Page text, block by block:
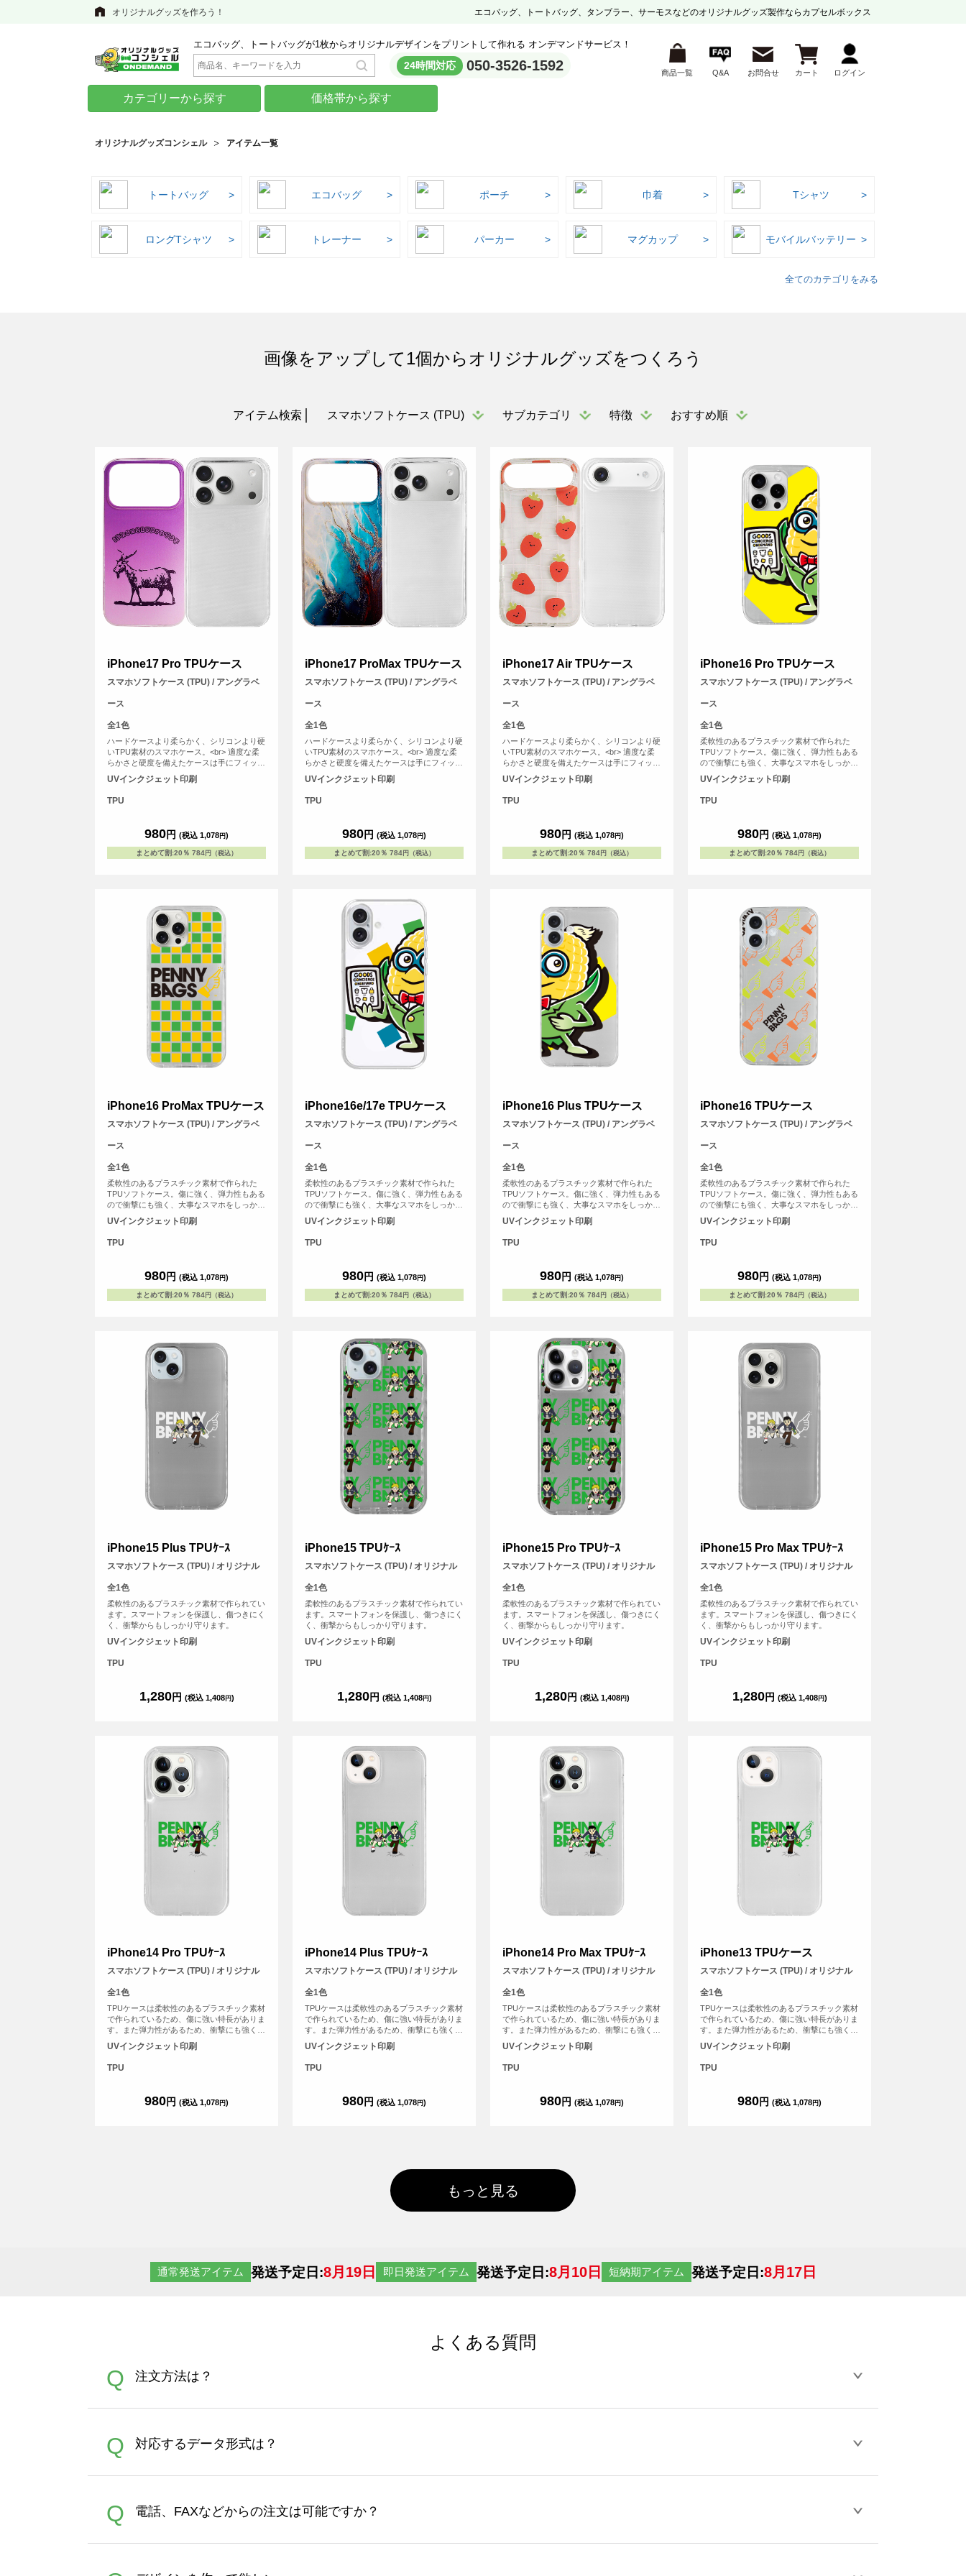
オリジナルグッズを作ろう！ エコバッグ、トートバッグ、タンブラー、サーモスなどのオリジナルグッズ製作ならカプセルボックス
エコバッグ、トートバッグが1枚からオリジナルデザインをプリントして作れる オンデマンドサービス！
24時間対応 050-3526-1592 商品一覧 Q&A お問合せ カート ログイン
カテゴリーから探す 価格帯から探す
オリジナルグッズコンシェル アイテム一覧
トートバッグ エコバッグ ポーチ 巾着 Tシャツ
ロングTシャツ トレーナー パーカー マグカップ モバイルバッテリー
全てのカテゴリをみる
画像をアップして1個からオリジナルグッズをつくろう
アイテム検索 スマホソフトケース (TPU) サブカテゴリ 特徴 おすすめ順
iPhone17 Pro TPUケース
スマホソフトケース (TPU) / アングラベ
ース
全1色
ハードケースより柔らかく、シリコンより硬
いTPU素材のスマホケース。<br> 適度な柔
らかさと硬度を備えたケースは手にフィット
しやすく、スマホを落下の衝撃から保護しま
す。
UVインクジェット印刷
TPU
980円 (税込 1,078 円)
まとめて割:20％ 784 円（税込）
iPhone17 ProMax TPUケース
スマホソフトケース (TPU) / アングラベ
ース
全1色
ハードケースより柔らかく、シリコンより硬
いTPU素材のスマホケース。<br> 適度な柔
らかさと硬度を備えたケースは手にフィット
しやすく、スマホを落下の衝撃から保護しま
す。
UVインクジェット印刷
TPU
980円 (税込 1,078 円)
まとめて割:20％ 784 円（税込）
iPhone17 Air TPUケース
スマホソフトケース (TPU) / アングラベ
ース
全1色
ハードケースより柔らかく、シリコンより硬
いTPU素材のスマホケース。<br> 適度な柔
らかさと硬度を備えたケースは手にフィット
しやすく、スマホを落下の衝撃から保護しま
す。
UVインクジェット印刷
TPU
980円 (税込 1,078 円)
まとめて割:20％ 784 円（税込）
iPhone16 Pro TPUケース
スマホソフトケース (TPU) / アングラベ
ース
全1色
柔軟性のあるプラスチック素材で作られた
TPUソフトケース。傷に強く、弾力性もある
ので衝撃にも強く、大事なスマホをしっかり
と守ります。
UVインクジェット印刷
TPU
980円 (税込 1,078 円)
まとめて割:20％ 784 円（税込）
iPhone16 ProMax TPUケース
スマホソフトケース (TPU) / アングラベ
ース
全1色
柔軟性のあるプラスチック素材で作られた
TPUソフトケース。傷に強く、弾力性もある
ので衝撃にも強く、大事なスマホをしっかり
と守ります。
UVインクジェット印刷
TPU
980円 (税込 1,078 円)
まとめて割:20％ 784 円（税込）
iPhone16e/17e TPUケース
スマホソフトケース (TPU) / アングラベ
ース
全1色
柔軟性のあるプラスチック素材で作られた
TPUソフトケース。傷に強く、弾力性もある
ので衝撃にも強く、大事なスマホをしっかり
と守ります。
UVインクジェット印刷
TPU
980円 (税込 1,078 円)
まとめて割:20％ 784 円（税込）
iPhone16 Plus TPUケース
スマホソフトケース (TPU) / アングラベ
ース
全1色
柔軟性のあるプラスチック素材で作られた
TPUソフトケース。傷に強く、弾力性もある
ので衝撃にも強く、大事なスマホをしっかり
と守ります。
UVインクジェット印刷
TPU
980円 (税込 1,078 円)
まとめて割:20％ 784 円（税込）
iPhone16 TPUケース
スマホソフトケース (TPU) / アングラベ
ース
全1色
柔軟性のあるプラスチック素材で作られた
TPUソフトケース。傷に強く、弾力性もある
ので衝撃にも強く、大事なスマホをしっかり
と守ります。
UVインクジェット印刷
TPU
980円 (税込 1,078 円)
まとめて割:20％ 784 円（税込）
iPhone15 Plus TPUｹｰｽ
スマホソフトケース (TPU) / オリジナル
全1色
柔軟性のあるプラスチック素材で作られてい
ます。スマートフォンを保護し、傷つきにく
く、衝撃からもしっかり守ります。
UVインクジェット印刷
TPU
1,280円 (税込 1,408円)
iPhone15 TPUｹｰｽ
スマホソフトケース (TPU) / オリジナル
全1色
柔軟性のあるプラスチック素材で作られてい
ます。スマートフォンを保護し、傷つきにく
く、衝撃からもしっかり守ります。
UVインクジェット印刷
TPU
1,280円 (税込 1,408円)
iPhone15 Pro TPUｹｰｽ
スマホソフトケース (TPU) / オリジナル
全1色
柔軟性のあるプラスチック素材で作られてい
ます。スマートフォンを保護し、傷つきにく
く、衝撃からもしっかり守ります。
UVインクジェット印刷
TPU
1,280円 (税込 1,408円)
iPhone15 Pro Max TPUｹｰｽ
スマホソフトケース (TPU) / オリジナル
全1色
柔軟性のあるプラスチック素材で作られてい
ます。スマートフォンを保護し、傷つきにく
く、衝撃からもしっかり守ります。
UVインクジェット印刷
TPU
1,280円 (税込 1,408円)
iPhone14 Pro TPUｹｰｽ
スマホソフトケース (TPU) / オリジナル
全1色
TPUケースは柔軟性のあるプラスチック素材
で作られているため、傷に強い特長がありま
す。また弾力性があるため、衝撃にも強く、
大切なスマホを保護することができます。
UVインクジェット印刷
TPU
980円 (税込 1,078 円)
iPhone14 Plus TPUｹｰｽ
スマホソフトケース (TPU) / オリジナル
全1色
TPUケースは柔軟性のあるプラスチック素材
で作られているため、傷に強い特長がありま
す。また弾力性があるため、衝撃にも強く、
大切なスマホを保護することができます。
UVインクジェット印刷
TPU
980円 (税込 1,078 円)
iPhone14 Pro Max TPUｹｰｽ
スマホソフトケース (TPU) / オリジナル
全1色
TPUケースは柔軟性のあるプラスチック素材
で作られているため、傷に強い特長がありま
す。また弾力性があるため、衝撃にも強く、
大切なスマホを保護することができます。
UVインクジェット印刷
TPU
980円 (税込 1,078 円)
iPhone13 TPUケース
スマホソフトケース (TPU) / オリジナル
全1色
TPUケースは柔軟性のあるプラスチック素材
で作られているため、傷に強い特長がありま
す。また弾力性があるため、衝撃にも強く、
大切なスマホを保護することができます。
UVインクジェット印刷
TPU
980円 (税込 1,078 円)
もっと見る
通常発送アイテム 発送予定日:8月19日 即日発送アイテム 発送予定日:8月10日 短納期アイテム 発送予定日:8月17日
よくある質問
Q 注文方法は？
A
す。 30枚以上やシルク印刷など、大口注文の場合は、サポートが担当する
さい。製作する数量が多ければ多いほど、オンデマンドサービスよりも低価格で製作することが可能です。
Q 対応するデータ形式は？
A
ズは、20MBです。デジカメやスマホで撮影した写真などもアップロード可能です。使用できない画像はエラーになります。（※
Illustratorからの直接入稿には対応していません。AIで保存し、デザインツールからアップロードして下さい）
Q 電話、FAXなどからの注文は可能ですか？